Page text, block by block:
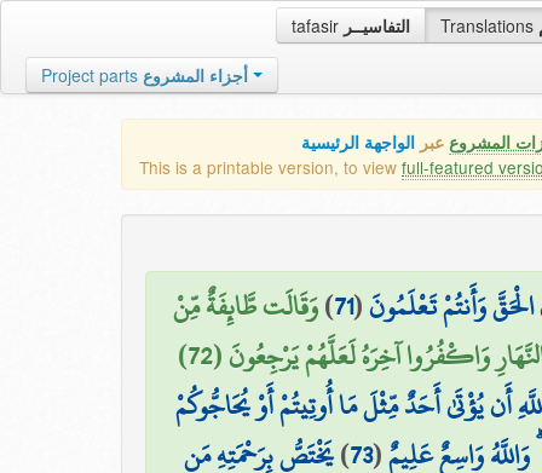
tafasir التفاسيــر Translations
Project parts أجزاء المشروع
المشروع عبر الواجهة الرئيسية
This is a printable version, to view full-featured
وَأَنتُمْ تَعْلَمُونَ(
71
)وَقَالَت طَّائِفَةٌ مِّنْ
وَاكْفُرُوا آخِرَهُ لَعَلَّهُمْ يَرْجِعُونَ (72)
أَن يُؤْتَىٰ أَحَدٌ مِّثْلَ مَا أُوتِيتُمْ أَوْ يُحَاجُّوكُمْ
وَاسِعٌ عَلِيمٌ(
73
)يَخْتَصُّ بِرَحْمَتِهِ مَن